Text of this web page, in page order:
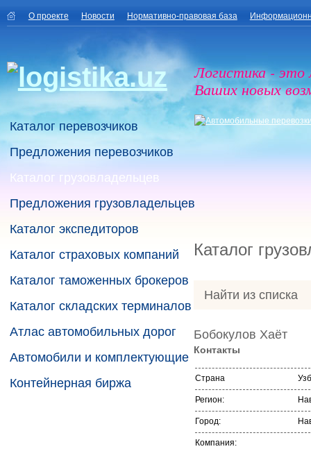
О проекте Новости Нормативно-правовая база
Логистика - это
Ваших новых
Каталог перевозчиков
Предложения перевозчиков
Каталог грузовладельцев
Предложения грузовладельцев
Каталог экспедиторов
Каталог страховых компаний
Каталог таможенных брокеров
Каталог складских терминалов
Атлас автомобильных дорог
Автомобили и комплектующие
Контейнерная биржа
Каталог
Найти из списка
Бобокулов Хаёт
Контакты
Страна
Регион:
Город:
Компания: